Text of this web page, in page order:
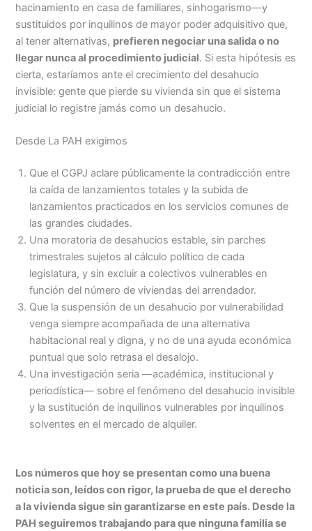
hacinamiento en casa de familiares, sinhogarismo—y
sustituidos por inquilinos de mayor poder adquisitivo que,
al tener alternativas, prefieren negociar una salida o no
llegar nunca al procedimiento judicial. Si esta hipótesis es
cierta, estaríamos ante el crecimiento del desahucio
invisible: gente que pierde su vivienda sin que el sistema
judicial lo registre jamás como un desahucio.
Desde La PAH exigimos
Que el CGPJ aclare públicamente la contradicción entre
la caída de lanzamientos totales y la subida de
lanzamientos practicados en los servicios comunes de
las grandes ciudades.
Una moratoria de desahucios estable, sin parches
trimestrales sujetos al cálculo político de cada
legislatura, y sin excluir a colectivos vulnerables en
función del número de viviendas del arrendador.
Que la suspensión de un desahucio por vulnerabilidad
venga siempre acompañada de una alternativa
habitacional real y digna, y no de una ayuda económica
puntual que solo retrasa el desalojo.
Una investigación seria —académica, institucional y
periodística— sobre el fenómeno del desahucio invisible
y la sustitución de inquilinos vulnerables por inquilinos
solventes en el mercado de alquiler.
Los números que hoy se presentan como una buena
noticia son, leídos con rigor, la prueba de que el derecho
a la vivienda sigue sin garantizarse en este país. Desde la
PAH seguiremos trabajando para que ninguna familia se